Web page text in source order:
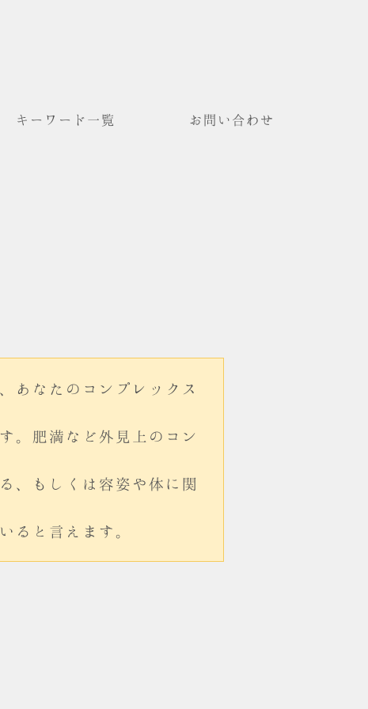
キーワード一覧 お問い合わせ
あなたのコンプレックス
。肥満など外見上のコン
、もしくは容姿や体に関
ると言えます。